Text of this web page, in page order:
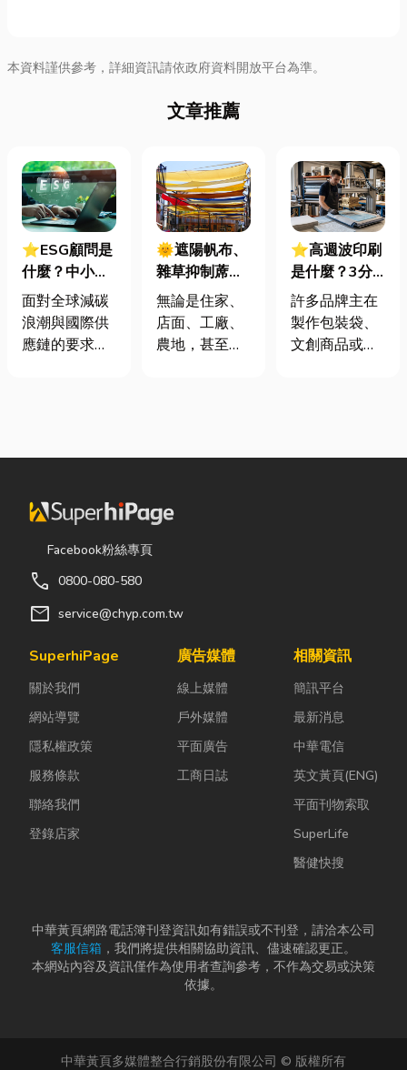
本資料謹供參考，詳細資訊請依政府資料開放平台為準。
文章推薦
⭐ESG顧問是
什麼？中小企
業挑選四大永
續顧問服務的
實用指南
面對全球減碳
浪潮與國際供
應鏈的要求，
要求提供「碳
「永續報告
書」。這讓不
少傳產老闆感
底 ESG 永續是
什麼？我們公
真的需要找
嗎？」 其
實，...
🌞遮陽帆布、
雜草抑制蓆怎
麼選？一次了
解帆布的多元
用途，打造舒
無論是住家、
店面、工廠、
農地，甚至是
塵之下，都會
直曬，不僅讓
輛、農作物受
雨季，又得擔
或物品受損。
這時候，一塊
品質良...
⭐高週波印刷
是什麼？3分
鐘搞懂壓印原
理、適用材質
與嘉義網版印
許多品牌主在
製作包裝袋、
文創商品或塑
圖案缺乏質
印在塑膠上的
掉？你需要
了...
Facebook粉絲專頁
call 0800-080-580
mail service@chyp.com.tw
SuperhiPage
關於我們
網站導覽
隱私權政策
服務條款
聯絡我們
登錄店家
廣告媒體
線上媒體
戶外媒體
平面廣告
工商日誌
相關資訊
簡訊平台
最新消息
中華電信
英文黃頁(ENG)
平面刊物索取
SuperLife
醫健快搜
中華黃頁網路電話簿刊登資訊如有錯誤或不刊登，請洽本公司
客服信箱 ，我們將提供相關協助資訊、儘速確認更正。
本網站內容及資訊僅作為使用者查詢參考，不作為交易或決策
依據。
中華黃頁多媒體整合行銷股份有限公司 © 版權所有